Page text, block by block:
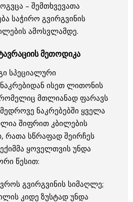
– შემთხვევათა
საჭირო გვირგვინის
ამოსვლამდე.
მეთოდიკა
სპეციალური
ისეთ ლითონის
რომელიც მთლიანად ფარავს
ნაკრებებში ყველა
შიფრით კბილების
რათა სწრაფად შეირჩეს
ყოველთვის უნდა
წესით:
გვირგვინის სიმაღლე;
კიდე ზუსტად უნდა